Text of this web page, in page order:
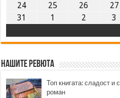
24
25 26 27
31
1 2 3
Нашите ревюта
Топ книгата: сладост и
роман